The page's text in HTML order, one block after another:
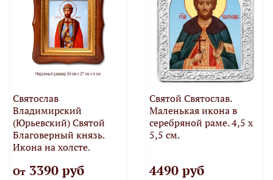
Святослав
Владимирский
(Юрьевский) Святой
Благоверный князь.
Икона на холсте.
От3390 руб
Святой Святослав.
Маленькая икона в
серебряной раме. 4,5 х
5,5 см.
4490 руб